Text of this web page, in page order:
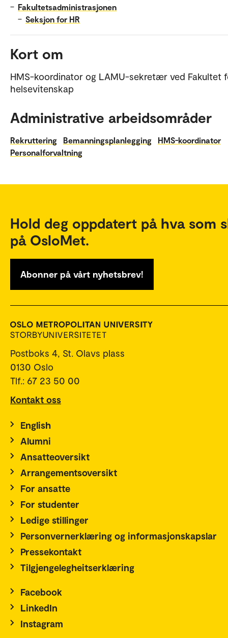
– Fakultetsadministrasjonen
– Seksjon for HR
Kort om
HMS-koordinator og LAMU-sekretær ved Fakultet
helsevitenskap
Administrative arbeidsområder
Rekruttering Bemanningsplanlegging
HMS-koordinator
Personalforvaltning
Hold deg oppdatert på hva som
på OsloMet.
Abonner på vårt nyhetsbrev!
Postboks 4, St. Olavs plass
0130 Oslo
Tlf.: 67 23 50 00
Kontakt oss
English
Alumni
Ansatteoversikt
Arrangementsoversikt
For ansatte
For studenter
Ledige stillinger
Personvernerklæring og informasjonskapslar
Pressekontakt
Tilgjengelegheitserklæring
Facebook
LinkedIn
Instagram